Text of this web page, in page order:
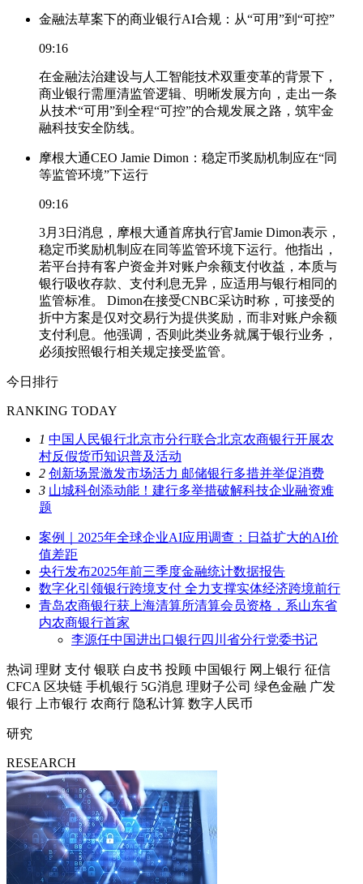
金融法草案下的商业银行AI合规：从“可用”到“可控”
09:16
在金融法治建设与人工智能技术双重变革的背景下，
商业银行需厘清监管逻辑、明晰发展方向，走出一条
从技术“可用”到全程“可控”的合规发展之路，筑牢金
融科技安全防线。
摩根大通CEO Jamie Dimon：稳定币奖励机制应在“同
等监管环境”下运行
09:16
3月3日消息，摩根大通首席执行官Jamie Dimon表示，
稳定币奖励机制应在同等监管环境下运行。他指出，
若平台持有客户资金并对账户余额支付收益，本质与
银行吸收存款、支付利息无异，应适用与银行相同的
监管标准。 Dimon在接受CNBC采访时称，可接受的
折中方案是仅对交易行为提供奖励，而非对账户余额
支付利息。他强调，否则此类业务就属于银行业务，
必须按照银行相关规定接受监管。
今日排行
RANKING TODAY
1 中国人民银行北京市分行联合北京农商银行开展农
村反假货币知识普及活动
2 创新场景激发市场活力 邮储银行多措并举促消费
3 山城科创添动能！建行多举措破解科技企业融资难
题
案例｜2025年全球企业AI应用调查：日益扩大的AI价
值差距
央行发布2025年前三季度金融统计数据报告
数字化引领银行跨境支付 全力支撑实体经济跨境前行
青岛农商银行获上海清算所清算会员资格，系山东省
内农商银行首家
李源任中国进出口银行四川省分行党委书记
热词 理财 支付 银联 白皮书 投顾 中国银行 网上银行 征信
CFCA 区块链 手机银行 5G消息 理财子公司 绿色金融 广发
银行
上市银行 农商行 隐私计算 数字人民币
研究
RESEARCH